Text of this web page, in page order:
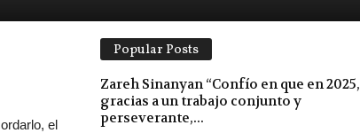
el
Popular Posts
Zareh Sinanyan “Confío en que en 2025,
gracias a un trabajo conjunto y
perseverante,...